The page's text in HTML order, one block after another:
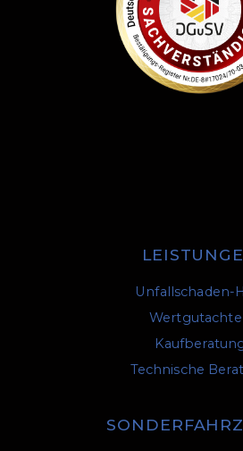
Unfallschaden-
Technische